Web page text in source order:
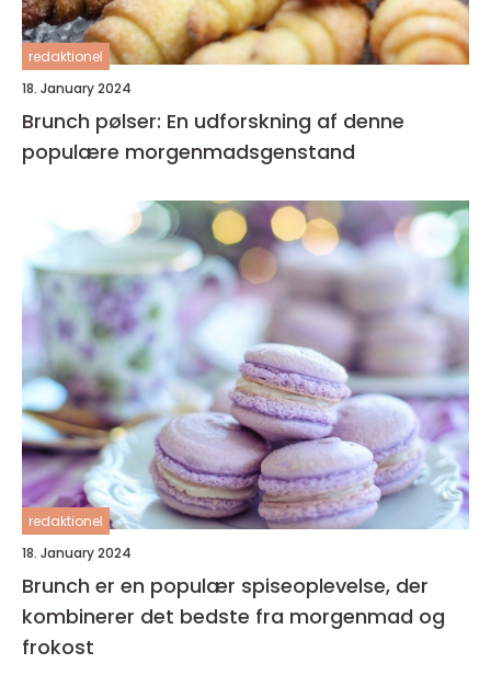
redaktionel
18. January 2024
Brunch pølser: En udforskning af denne
populære morgenmadsgenstand
redaktionel
18. January 2024
Brunch er en populær spiseoplevelse, der
kombinerer det bedste fra morgenmad og
frokost